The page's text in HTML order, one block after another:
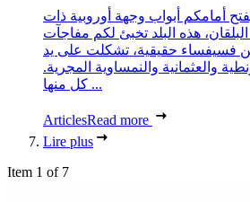
أمامكم أبواب وجهة أوروبية ذات
هذه البلد تخبئ لكم مفاجآت
عن فسيفساء حقيقية، تشكلت على يد
والعثمانية والنمساوية المجرية.
كل منها ...
ArticlesRead more
Lire plus
Item 1 of 7